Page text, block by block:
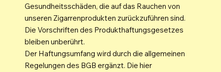
Gesundheitsschäden, die auf das Rauchen von
unseren Zigarrenprodukten zurückzuführen sind.
Die Vorschriften des Produkthaftungsgesetzes
bleiben unberührt.
Der Haftungsumfang wird durch die allgemeinen
Regelungen des BGB ergänzt. Die hier